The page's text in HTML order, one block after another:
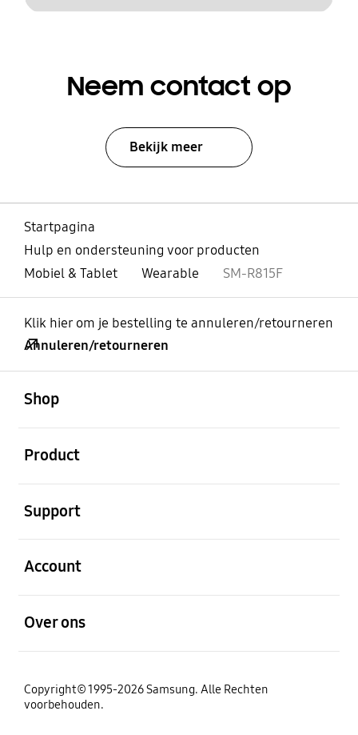
Neem contact op
Bekijk meer
Startpagina
Hulp en ondersteuning voor producten
Mobiel & Tablet
Wearable SM-R815F
Klik hier om je bestelling te annuleren/retourneren
Annuleren/retourneren
Shop
Product
Support
Account
Over ons
Copyright© 1995-2026 Samsung. Alle Rechten
voorbehouden.